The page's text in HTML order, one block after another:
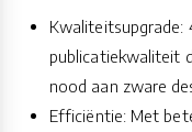
publicatiekwaliteit
nood aan zware
Efficiëntie: Met